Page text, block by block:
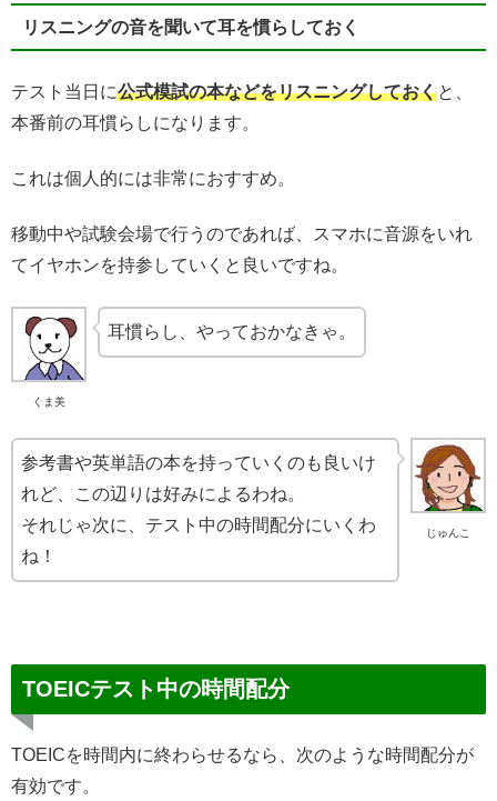
リスニングの音を聞いて耳を慣らしておく
テスト当日に公式模試の本などをリスニングしておくと、
本番前の耳慣らしになります。
これは個人的には非常におすすめ。
移動中や試験会場で行うのであれば、スマホに音源をいれ
てイヤホンを持参していくと良いですね。
くま美
耳慣らし、やっておかなきゃ。
じゅんこ
参考書や英単語の本を持っていくのも良いけ
れど、この辺りは好みによるわね。
それじゃ次に、テスト中の時間配分にいくわ
ね！
TOEICテスト中の時間配分
TOEICを時間内に終わらせるなら、次のような時間配分が
有効です。